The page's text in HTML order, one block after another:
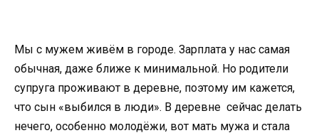
Мы с мужем живём в городе. Зарплата у нас самая
обычная, даже ближе к минимальной. Но родители
супруга проживают в деревне, поэтому им кажется,
что сын «выбился в люди». В деревне сейчас делать
нечего, особенно молодёжи, вот мать мужа и стала